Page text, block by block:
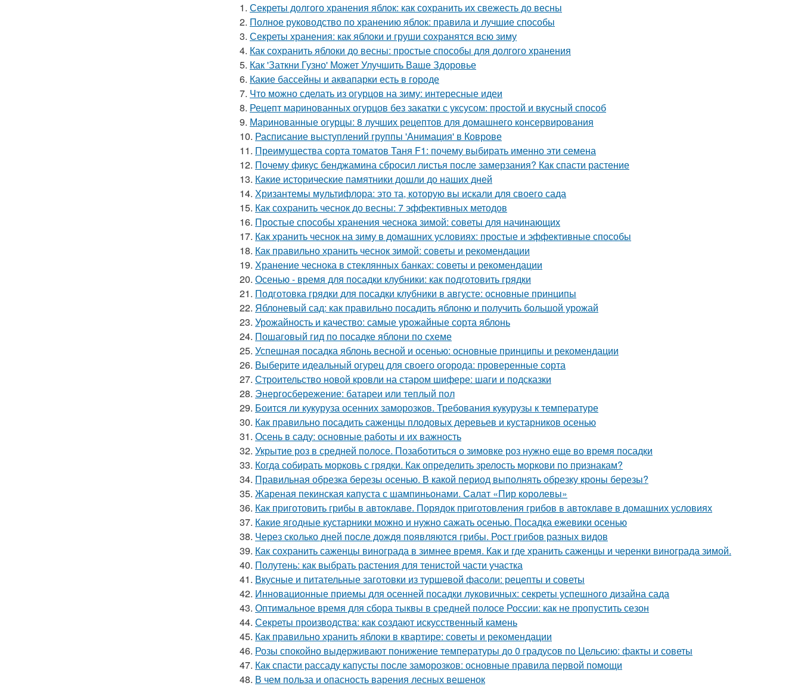
1. Секреты долгого хранения яблок: как сохранить их свежесть до весны
2. Полное руководство по хранению яблок: правила и лучшие способы
3. Секреты хранения: как яблоки и груши сохранятся всю зиму
4. Как сохранить яблоки до весны: простые способы для долгого хранения
5. Как 'Заткни Гузно' Может Улучшить Ваше Здоровье
6. Какие бассейны и аквапарки есть в городе
7. Что можно сделать из огурцов на зиму: интересные идеи
8. Рецепт маринованных огурцов без закатки с уксусом: простой и вкусный способ
9. Маринованные огурцы: 8 лучших рецептов для домашнего консервирования
10. Расписание выступлений группы 'Анимация' в Коврове
11. Преимущества сорта томатов Таня F1: почему выбирать именно эти семена
12. Почему фикус бенджамина сбросил листья после замерзания? Как спасти растение
13. Какие исторические памятники дошли до наших дней
14. Хризантемы мультифлора: это та, которую вы искали для своего сада
15. Как сохранить чеснок до весны: 7 эффективных методов
16. Простые способы хранения чеснока зимой: советы для начинающих
17. Как хранить чеснок на зиму в домашних условиях: простые и эффективные способы
18. Как правильно хранить чеснок зимой: советы и рекомендации
19. Хранение чеснока в стеклянных банках: советы и рекомендации
20. Осенью - время для посадки клубники: как подготовить грядки
21. Подготовка грядки для посадки клубники в августе: основные принципы
22. Яблоневый сад: как правильно посадить яблоню и получить большой урожай
23. Урожайность и качество: самые урожайные сорта яблонь
24. Пошаговый гид по посадке яблони по схеме
25. Успешная посадка яблонь весной и осенью: основные принципы и рекомендации
26. Выберите идеальный огурец для своего огорода: проверенные сорта
27. Строительство новой кровли на старом шифере: шаги и подсказки
28. Энергосбережение: батареи или теплый пол
29. Боится ли кукуруза осенних заморозков. Требования кукурузы к температуре
30. Как правильно посадить саженцы плодовых деревьев и кустарников осенью
31. Осень в саду: основные работы и их важность
32. Укрытие роз в средней полосе. Позаботиться о зимовке роз нужно еще во время посадки
33. Когда собирать морковь с грядки. Как определить зрелость моркови по признакам?
34. Правильная обрезка березы осенью. В какой период выполнять обрезку кроны березы?
35. Жареная пекинская капуста с шампиньонами. Салат «Пир королевы»
36. Как приготовить грибы в автоклаве. Порядок приготовления грибов в автоклаве в домашних условиях
37. Какие ягодные кустарники можно и нужно сажать осенью. Посадка ежевики осенью
38. Через сколько дней после дождя появляются грибы. Рост грибов разных видов
39. Как сохранить саженцы винограда в зимнее время. Как и где хранить саженцы и черенки винограда зимой.
40. Полутень: как выбрать растения для тенистой части участка
41. Вкусные и питательные заготовки из туршевой фасоли: рецепты и советы
42. Инновационные приемы для осенней посадки луковичных: секреты успешного дизайна сада
43. Оптимальное время для сбора тыквы в средней полосе России: как не пропустить сезон
44. Секреты производства: как создают искусственный камень
45. Как правильно хранить яблоки в квартире: советы и рекомендации
46. Розы спокойно выдерживают понижение температуры до 0 градусов по Цельсию: факты и советы
47. Как спасти рассаду капусты после заморозков: основные правила первой помощи
48. В чем польза и опасность варения лесных вешенок